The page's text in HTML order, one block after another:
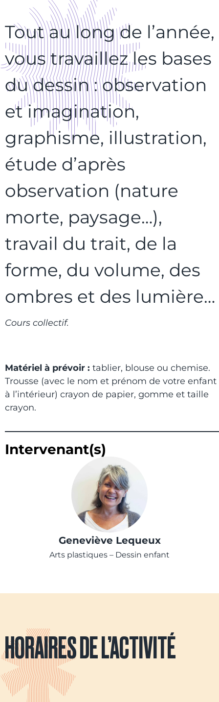
Tout au long de l’année,
vous travaillez les bases
du dessin : observation
et imagination,
graphisme, illustration,
étude d’après
observation (nature
morte, paysage…),
travail du trait, de la
forme, du volume, des
ombres et des lumière…
Cours collectif.
Matériel à prévoir : tablier, blouse ou chemise.
Trousse (avec le nom et prénom de votre enfant
à l’intérieur) crayon de papier, gomme et taille
crayon.
Intervenant(s)
Geneviève Lequeux
Arts plastiques – Dessin enfant
HORAIRES DE L’ACTIVITÉ